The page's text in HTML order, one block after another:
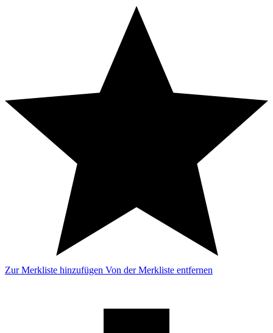
Zur Merkliste hinzufügen Von der Merkliste entfernen